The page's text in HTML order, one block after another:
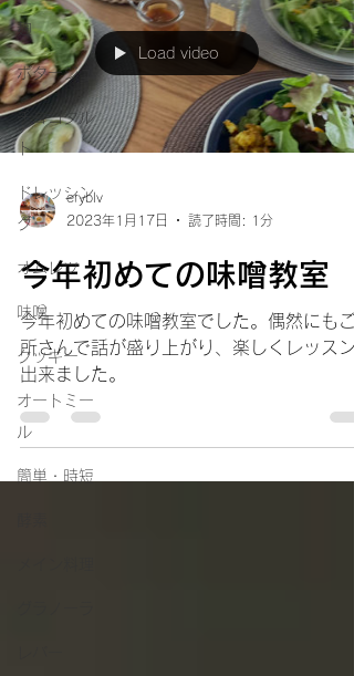
麹
ポタージュ
チョコタル
ト
ドレッシン
グ
オムレツ
味噌
クッキー
オートミー
ル
簡単・時短
Load video
eryblv
2023年1月17日
読了時間: 1分
今年初めての味噌教室
今年初めての味噌教室でした。偶然にもご
所さんで話が盛り上がり、楽しくレッスン
出来ました。